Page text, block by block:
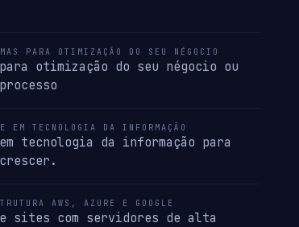
PARA OTIMIZAÇÃO DO SEU NÉGOCIO
otimização do seu négocio ou
EM TECNOLOGIA DA INFORMAÇÃO
tecnologia da informação para
AWS, AZURE E GOOGLE
de sites com servidores de alta